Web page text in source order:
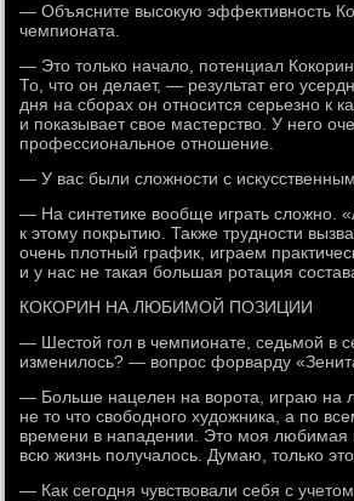
— Объясните высокую эффективность
чемпионата.
— Это только начало, потенциал
То, что он делает, — результат его
дня на сборах он относится серьезно к
и показывает свое мастерство. У него
профессиональное отношение.
— У вас были сложности с
— На синтетике вообще играть сложно.
к этому покрытию. Также трудности
очень плотный график, играем
и у нас не такая большая ротация
КОКОРИН НА ЛЮБИМОЙ ПОЗИЦИИ
— Шестой гол в чемпионате, седьмой в
изменилось? — вопрос форварду
— Больше нацелен на ворота, играю на
не то что свободного художника, а по
времени в нападении. Это моя любимая
всю жизнь получалось. Думаю, только это.
— Как сегодня чувствовали себя с